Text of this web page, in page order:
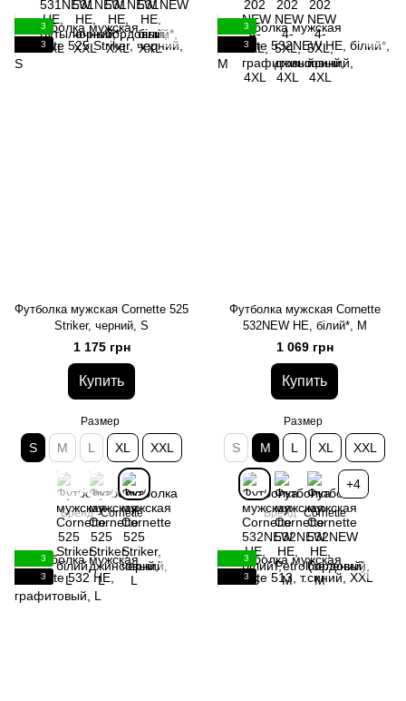
3
3
Футболка мужская Cornette 525
Striker, черний, S
1 175 грн
Купить
Размер
S M L XL XXL
Бренд Cornette
3
3
Футболка мужская Cornette
532NEW HE, білий*, M
1 069 грн
Купить
Размер
S M L XL XXL
+4
Бренд Cornette
3
3
3
3